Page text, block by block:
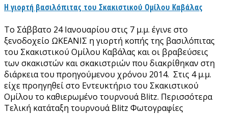
Η γιορτή βασιλόπιτας του Σκακιστικού Ομίλου Καβάλας
Το Σάββατο 24 Ιανουαρίου στις 7 μ.μ. έγινε στο
ξενοδοχείο ΩΚΕΑΝΙΣ η γιορτή κοπής της βασιλόπιτας
του Σκακιστικού Ομίλου Καβάλας και οι βραβεύσεις
των σκακιστών και σκακιστριών που διακρίθηκαν στη
διάρκεια του προηγούμενου χρόνου 2014. Στις 4 μ.μ.
είχε προηγηθεί στο Εντευκτήριο του Σκακιστικού
Ομίλου το καθιερωμένο τουρνουά Βlitz. Περισσότερα
Τελική κατάταξη τουρνουά Blitz Φωτογραφίες